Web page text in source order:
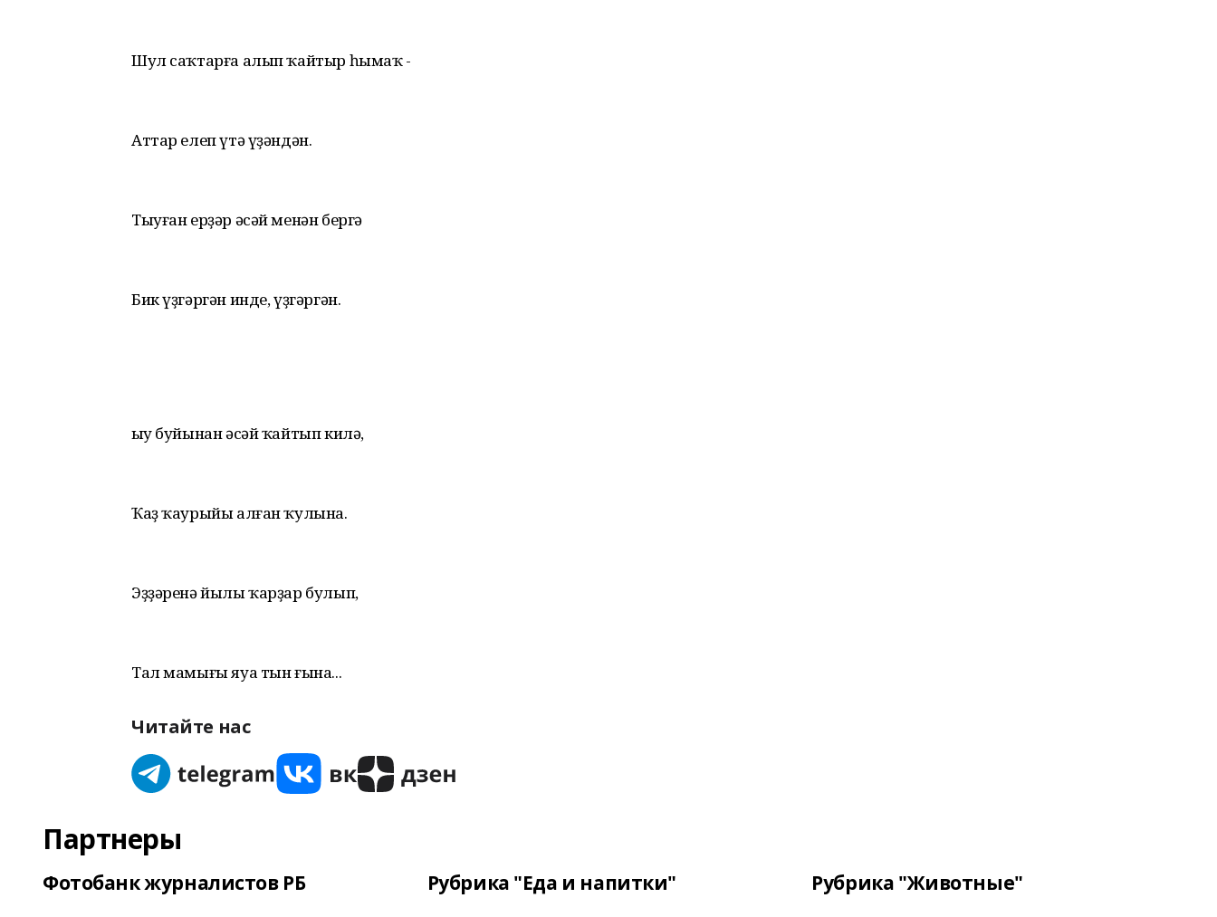
Шул саҡтарға алып ҡайтыр һымаҡ -
Аттар елеп үтә үҙәндән.
Тыуған ерҙәр әсәй менән бергә
Бик үҙгәргән инде, үҙгәргән.
Һыу буйынан әсәй ҡайтып килә,
Ҡаҙ ҡаурыйы алған ҡулына.
Эҙҙәренә йылы ҡарҙар булып,
Тал мамығы яуа тын ғына...
Читайте нас
Партнеры
Фотобанк журналистов РБ Рубрика "Еда и напитки" Рубрика "Животные"